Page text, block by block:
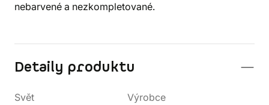
nebarvené a nezkompletované.
Detaily produktu
Svět
Výrobce